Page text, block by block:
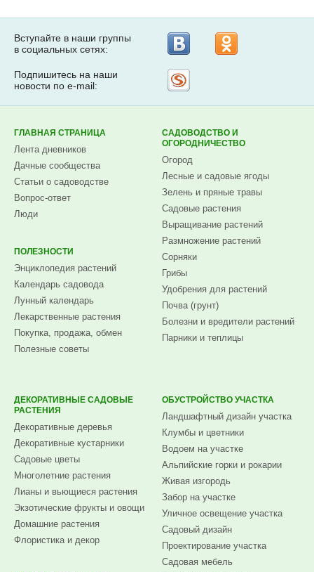
Вступайте в наши группы
в социальных сетях:
Подпишитесь на наши
новости по e-mail:
ГЛАВНАЯ СТРАНИЦА
Лента дневников
Дачные сообщества
Статьи о садоводстве
Вопрос-ответ
Люди
ПОЛЕЗНОСТИ
Энциклопедия растений
Календарь садовода
Лунный календарь
Лекарственные растения
Покупка, продажа, обмен
Полезные советы
САДОВОДСТВО И
ОГОРОДНИЧЕСТВО
Огород
Лесные и садовые ягоды
Зелень и пряные травы
Садовые растения
Выращивание растений
Размножение растений
Сорняки
Грибы
Удобрения для растений
Почва (грунт)
Болезни и вредители растений
Парники и теплицы
ДЕКОРАТИВНЫЕ САДОВЫЕ
РАСТЕНИЯ
Декоративные деревья
Декоративные кустарники
Садовые цветы
Многолетние растения
Лианы и вьющиеся растения
Экзотические фрукты и овощи
Домашние растения
Флористика и декор
ОБУСТРОЙСТВО УЧАСТКА
Ландшафтный дизайн участка
Клумбы и цветники
Водоем на участке
Альпийские горки и рокарии
Живая изгородь
Забор на участке
Уличное освещение участка
Садовый дизайн
Проектирование участка
Садовая мебель